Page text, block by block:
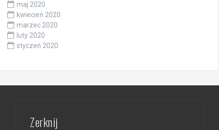
maj 2020
kwiecień 2020
marzec 2020
luty 2020
styczeń 2020
Zerknij